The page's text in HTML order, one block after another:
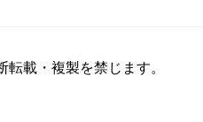
載・複製を禁じます。